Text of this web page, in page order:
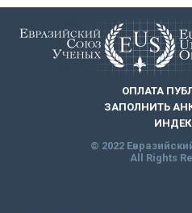
ОПЛАТА
ЗАПОЛНИТЬ
© 2022
All Rights